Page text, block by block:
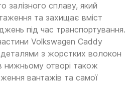
залізного сплаву, який
та захищає вміст
під час транспортування.
Volkswagen Caddy
з жорстких волокон
нижньому отворі також
вантажів та самої